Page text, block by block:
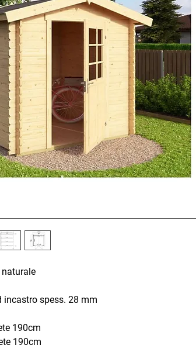
naturale
incastro spess. 28 mm
190cm
190cm